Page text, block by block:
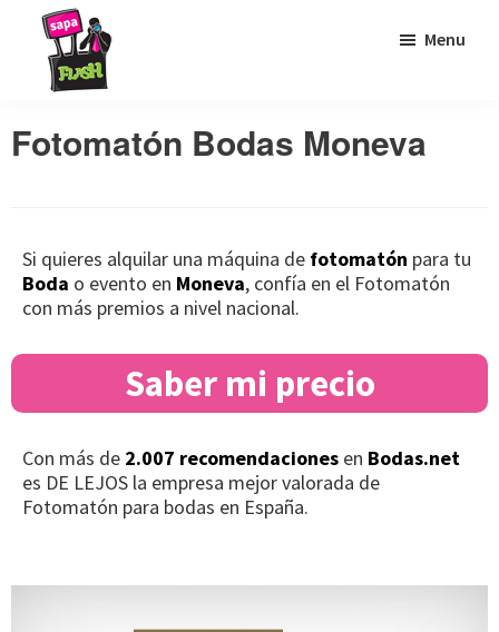
Saltar
principal
Saltar
contenido
Saltar
página
para
Menu
Fotomatón Bodas Moneva
Si quieres alquilar una máquina de fotomatón para tu
Boda o evento en Moneva, confía en el Fotomatón
con más premios a nivel nacional.
Saber mi precio
Con más de 2.007 recomendaciones en Bodas.net
es DE LEJOS la empresa mejor valorada de
Fotomatón para bodas en España.